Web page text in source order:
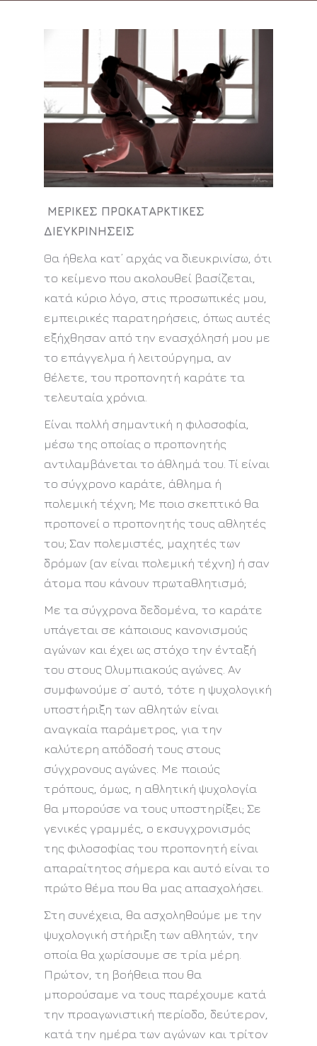
ΜΕΡΙΚΕΣ ΠΡΟΚΑΤΑΡΚΤΙΚΕΣ
ΔΙΕΥΚΡΙΝΗΣΕΙΣ
Θα ήθελα κατ’ αρχάς να διευκρινίσω, ότι
το κείμενο που ακολουθεί βασίζεται,
κατά κύριο λόγο, στις προσωπικές μου,
εμπειρικές παρατηρήσεις, όπως αυτές
εξήχθησαν από την ενασχόλησή μου με
το επάγγελμα ή λειτούργημα, αν
θέλετε, του προπονητή καράτε τα
τελευταία χρόνια.
Είναι πολλή σημαντική η φιλοσοφία,
μέσω της οποίας ο προπονητής
αντιλαμβάνεται το άθλημά του. Τί είναι
το σύγχρονο καράτε, άθλημα ή
πολεμική τέχνη; Με ποιο σκεπτικό θα
προπονεί ο προπονητής τους αθλητές
του; Σαν πολεμιστές, μαχητές των
δρόμων (αν είναι πολεμική τέχνη) ή σαν
άτομα που κάνουν πρωταθλητισμό;
Με τα σύγχρονα δεδομένα, το καράτε
υπάγεται σε κάποιους κανονισμούς
αγώνων και έχει ως στόχο την ένταξή
του στους Ολυμπιακούς αγώνες. Αν
συμφωνούμε σ’ αυτό, τότε η ψυχολογική
υποστήριξη των αθλητών είναι
αναγκαία παράμετρος, για την
καλύτερη απόδοσή τους στους
σύγχρονους αγώνες. Με ποιούς
τρόπους, όμως, η αθλητική ψυχολογία
θα μπορούσε να τους υποστηρίξει; Σε
γενικές γραμμές, ο εκσυγχρονισμός
της φιλοσοφίας του προπονητή είναι
απαραίτητος σήμερα και αυτό είναι το
πρώτο θέμα που θα μας απασχολήσει.
Στη συνέχεια, θα ασχοληθούμε με την
ψυχολογική στήριξη των αθλητών, την
οποία θα χωρίσουμε σε τρία μέρη.
Πρώτον, τη βοήθεια που θα
μπορούσαμε να τους παρέχουμε κατά
την προαγωνιστική περίοδο, δεύτερον,
κατά την ημέρα των αγώνων και τρίτον